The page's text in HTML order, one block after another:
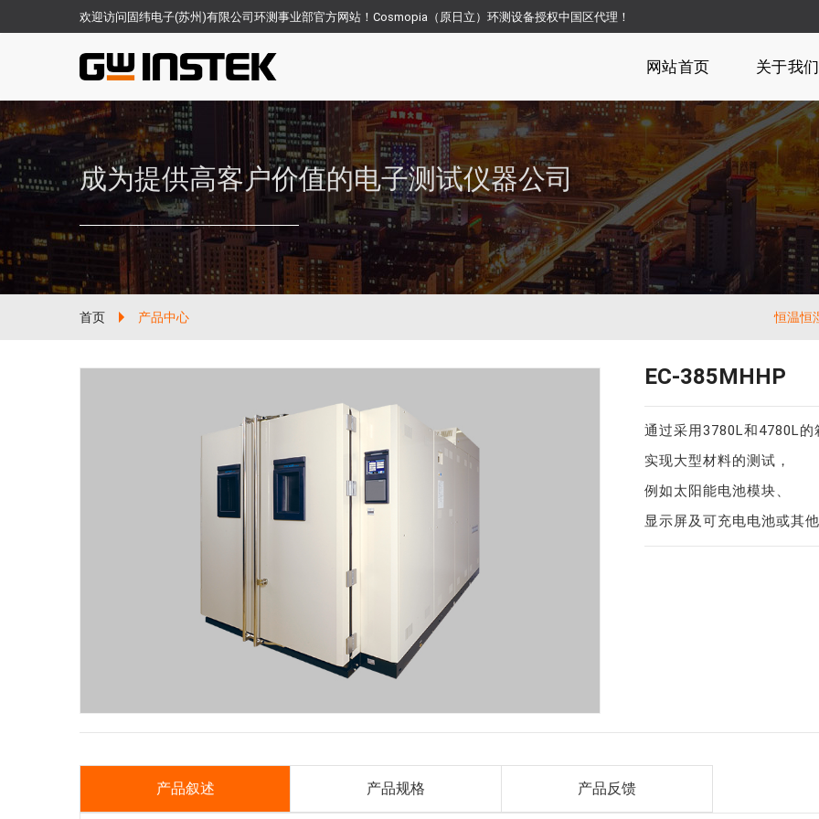
欢迎访问固纬电子(苏州)有限公司环测事业部官方网站！Cosmopia（原日立）环测设备授权中国区代理！
网站首页 关于我们
成为提供高客户价值的电子测试仪器公司
首页 产品中心 恒温恒
EC-385MHHP
通过采用3780L和4780L的
实现大型材料的测试，
例如太阳能电池模块、
显示屏及可充电电池或其
产品叙述 产品规格 产品反馈